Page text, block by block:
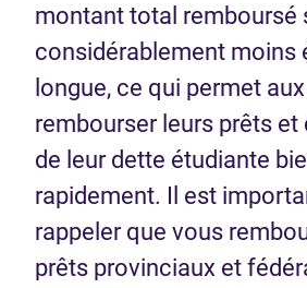
montant total remboursé
considérablement moins
longue, ce qui permet
rembourser leurs prêts et
de leur dette étudiante
rapidement. Il est
rappeler que vous
prêts provinciaux et